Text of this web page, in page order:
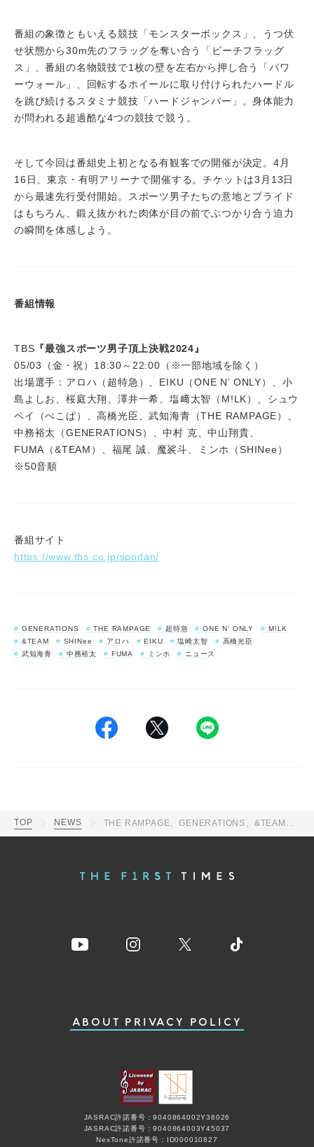
番組の象徴ともいえる競技「モンスターボックス」、うつ伏
せ状態から30m先のフラッグを奪い合う「ビーチフラッグ
ス」、番組の名物競技で1枚の壁を左右から押し合う「パワ
ーウォール」、回転するホイールに取り付けられたハードル
を跳び続けるスタミナ競技「ハードジャンパー」。身体能力
が問われる超過酷な4つの競技で競う。
そして今回は番組史上初となる有観客での開催が決定。4月
16日、東京・有明アリーナで開催する。チケットは3月13日
から最速先行受付開始。スポーツ男子たちの意地とプライド
はもちろん、鍛え抜かれた肉体が目の前でぶつかり合う迫力
の瞬間を体感しよう。
番組情報
TBS 『最強スポーツ男子頂上決戦2024』
05/03（金・祝）18:30～22:00（※一部地域を除く）
出場選手：アロハ（超特急）、EIKU（ONE N’ ONLY）、小
島よしお、桜庭大翔、澤井一希、塩﨑太智（M!LK）、シュウ
ペイ（ぺこぱ）、高橋光臣、武知海青（THE RAMPAGE）、
中務裕太（GENERATIONS）、中村 克、中山翔貴、
FUMA（&TEAM）、福尾 誠、魔裟斗、ミンホ（SHINee）
※50音順
番組サイト
https://www.tbs.co.jp/spodan/
GENERATIONS THE RAMPAGE 超特急 ONE N’ ONLY
M!LK
&TEAM
SHINee アロハ EIKU 塩崎太智
高橋光臣
武知海青
中務裕太 FUMA ミンホ ニュース
TOP NEWS THE RAMPAGE、GENERATIONS、&TEAMのメンバーら出演！『最強スポーツ男子頂上決戦』初の有観客開催決定
ABOUT PRIVACY POLICY
JASRAC許諾番号：9040864002Y38026
JASRAC許諾番号：9040864003Y45037
NexTone許諾番号：ID000010827